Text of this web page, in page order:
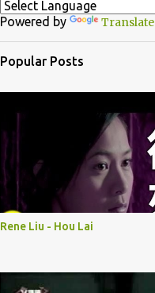
Powered by Translate
Popular Posts
Rene Liu - Hou Lai